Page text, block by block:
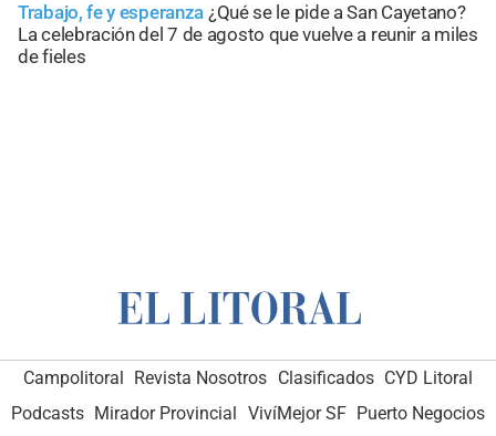
Trabajo, fe y esperanza ¿Qué se le pide a San Cayetano?
La celebración del 7 de agosto que vuelve a reunir a miles
de fieles
Campolitoral Revista Nosotros Clasificados CYD Litoral
Podcasts Mirador Provincial VivíMejor SF Puerto Negocios